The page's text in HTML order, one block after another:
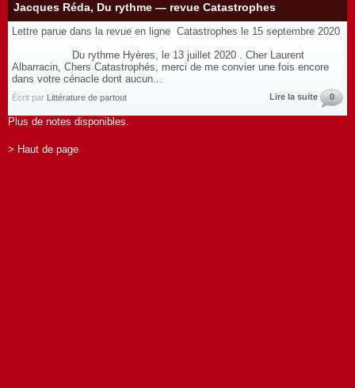
Jacques Réda, Du rythme — revue Catastrophes
Lettre parue dans la revue en ligne Catastrophes le 15 septembre 2020
Du rythme Hyères, le 13 juillet 2020 . Cher Laurent
Albarracin, Chers Catastrophés, merci de me convier une fois encore
dans votre cénacle dont aucun...
Écrit par Littérature de partout Lire la suite 0
Plus de notes disponibles.
> Haut de page